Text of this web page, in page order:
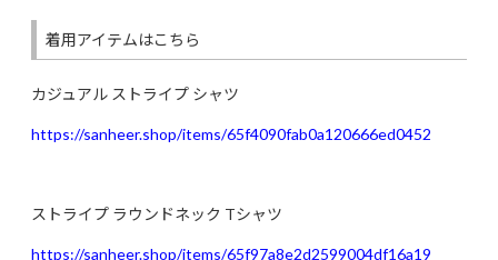
着用アイテムはこちら
カジュアル ストライプ シャツ
https://sanheer.shop/items/65f4090fab0a120666ed0452
ストライプ ラウンドネック Tシャツ
https://sanheer.shop/items/65f97a8e2d2599004df16a19